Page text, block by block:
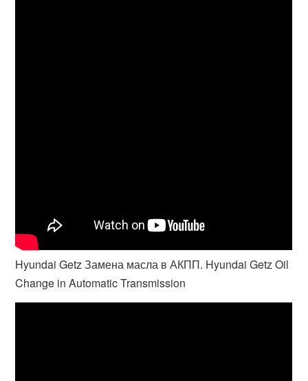
Hyundai Getz Замена масла в АКПП. Hyundai Getz Oil
Change in Automatic Transmission